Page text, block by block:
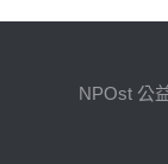
NPOst 公